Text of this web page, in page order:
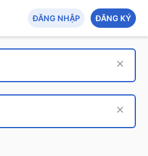
ĐĂNG NHẬP ĐĂNG KÝ